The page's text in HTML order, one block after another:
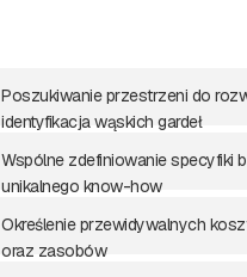
Poszukiwanie przestrzeni do
identyfikacja wąskich gardeł
Wspólne zdefiniowanie specyfiki
unikalnego know-how
Określenie przewidywalnych
oraz zasobów